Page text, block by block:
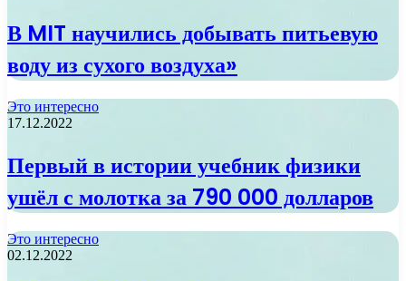
В MIT научились добывать питьевую
воду из сухого воздуха»
Это интересно
17.12.2022
Первый в истории учебник физики
ушёл с молотка за 790 000 долларов
Это интересно
02.12.2022